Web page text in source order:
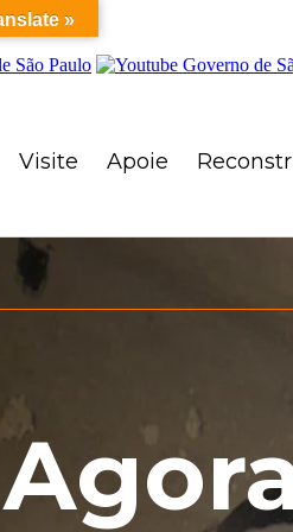
Visite Apoie
»